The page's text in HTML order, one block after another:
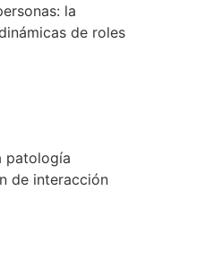
la
de roles
patología
de interacción